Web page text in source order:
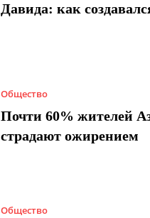
Давида: как
Общество
Почти 60% жителей
страдают ожирением
Общество